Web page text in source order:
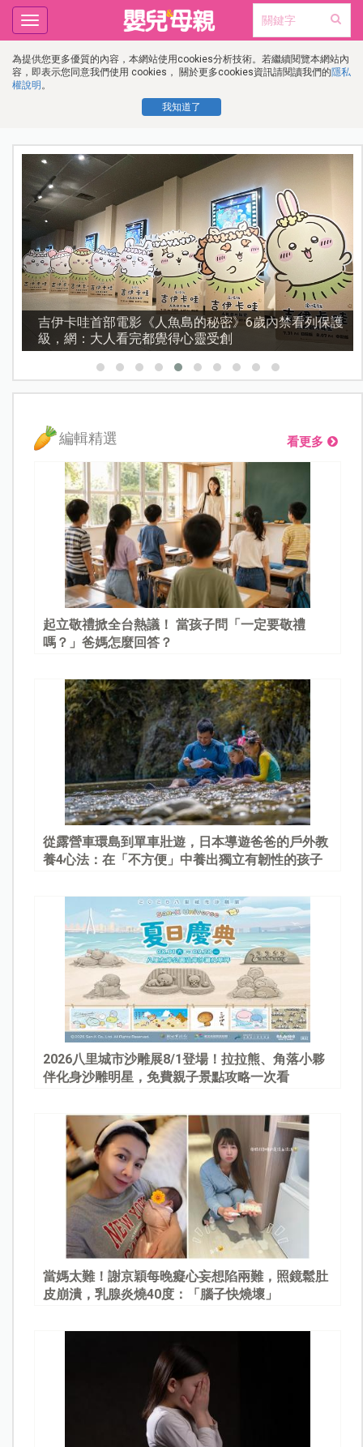
為提供您更多優質的內容，本網站使用cookies分析技術。若繼續閱覽本網站內
容，即表示您同意我們使用 cookies， 關於更多cookies資訊請閱讀我們的隱私
權說明 。
我知道了
Toggle
navigation
資優教育15問！師鐸獎名師陳宥妤：資優教育的核心，
不是成績而是讀懂孩子的心理準備度
編輯精選 看更多
起立敬禮掀全台熱議！ 當孩子問「一定要敬禮
嗎？」爸媽怎麼回答？
從露營車環島到單車壯遊，日本導遊爸爸的戶外教
養4心法：在「不方便」中養出獨立有韌性的孩子
2026八里城市沙雕展8/1登場！拉拉熊、角落小夥
伴化身沙雕明星，免費親子景點攻略一次看
當媽太難！謝京穎每晚癡心妄想陷兩難，照鏡鬆肚
皮崩潰，乳腺炎燒40度：「腦子快燒壞」